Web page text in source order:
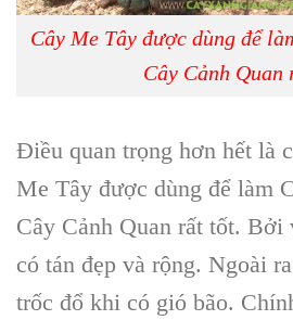
Cây Me Tây được dùng để
Cây Cảnh Quan
Điều quan trọng hơn hết là
Me Tây được dùng để làm
Cây Cảnh Quan rất tốt. Bởi
có tán đẹp và rộng. Ngoài
trốc đổ khi có gió bão.